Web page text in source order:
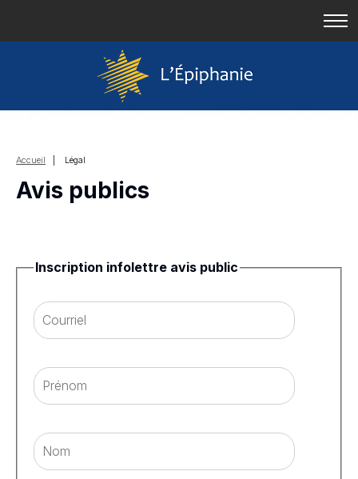
Accueil | Légal
Avis publics
Inscription infolettre avis public